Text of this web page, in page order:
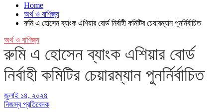
Home
অর্থ ও বাণিজ্য
রুমি এ হোসেন ব্যাংক এশিয়ার বোর্ড নির্বাহী কমিটির চেয়ারম্যান পুনর্নির্বাচিত
অর্থ ও বাণিজ্য
রুমি এ হোসেন ব্যাংক এশিয়ার বোর্ড
নির্বাহী কমিটির চেয়ারম্যান পুনর্নির্বাচিত
জুলাই ১৪, ২০২৪
নিজস্ব প্রতিবেদক